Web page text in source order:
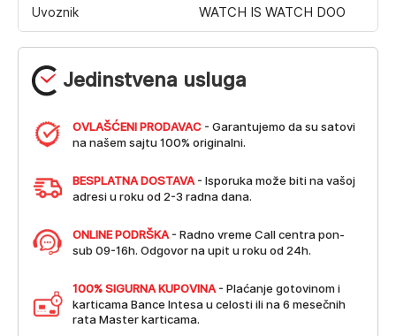
Jedinstvena usluga
OVLAŠĆENI PRODAVAC - Garantujemo da su satovi
na našem sajtu 100% originalni.
BESPLATNA DOSTAVA - Isporuka može biti na vašoj
adresi u roku od 2-3 radna dana.
ONLINE PODRŠKA - Radno vreme Call centra pon-
sub 09-16h. Odgovor na upit u roku od 24h.
100% SIGURNA KUPOVINA - Plaćanje gotovinom i
karticama Bance Intesa u celosti ili na 6 mesečnih
rata Master karticama.
Uvoznik WATCH IS WATCH DOO